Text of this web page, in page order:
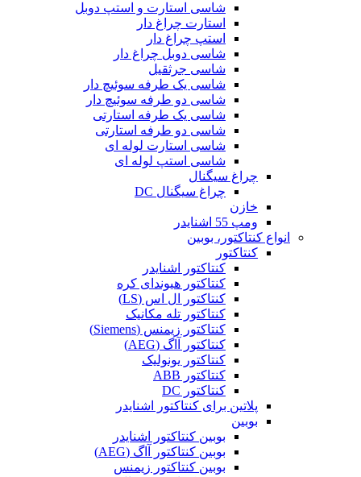
شاسی استارت و استپ دوبل
استارت چراغ دار
استپ چراغ دار
شاسی دوبل چراغ دار
شاسی جرثقیل
شاسی یک طرفه سوئیچ دار
شاسی دو طرفه سوئیچ دار
شاسی یک طرفه استارتی
شاسی دو طرفه استارتی
شاسی استارت لوله ای
شاسی استپ لوله ای
چراغ سیگنال
چراغ سیگنال DC
خازن
ومپ 55 اشنایدر
انواع کنتاکتور، بوبین
کنتاکتور
کنتاکتور اشنایدر
کنتاکتور هیوندای کره
کنتاکتور ال اس (LS)
کنتاکتور تله مکانیک
کنتاکتور زیمنس (Siemens)
کنتاکتور آاگ (AEG)
کنتاکتور یونولیک
کنتاکتور ABB
کنتاکتور DC
پلاتین برای کنتاکتور اشنایدر
بوبین
بوبین کنتاکتور اشنایدر
بوبین کنتاکتور آاگ (AEG)
بوبین کنتاکتور زیمنس